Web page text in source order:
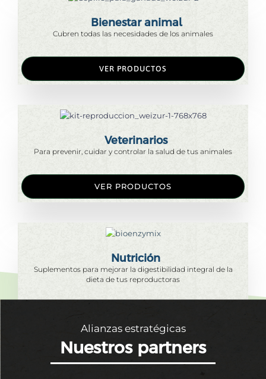
Bienestar animal
Cubren todas las necesidades de los animales
VER PRODUCTOS
Veterinarios
Para prevenir, cuidar y controlar la salud de tus animales
VER PRODUCTOS
Nutrición
Suplementos para mejorar la digestibilidad integral de la
dieta de tus reproductoras
Alianzas estratégicas
Nuestros partners